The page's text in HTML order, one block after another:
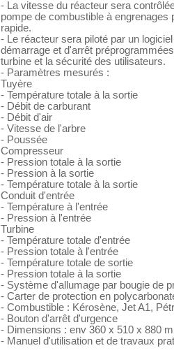
- La vitesse du réacteur sera
pompe de combustible à engrenages
rapide.
- Le réacteur sera piloté par un
démarrage et d'arrêt
turbine et la sécurité des utilisateurs.
- Paramètres mesurés :
Tuyère
- Température totale à la sortie
- Débit de carburant
- Débit d'air
- Vitesse de l'arbre
- Poussée
Compresseur
- Pression totale à la sortie
- Pression à la sortie
- Température totale à la sortie
Conduit d'entrée
- Température à l'entrée
- Pression à l'entrée
Turbine
- Température totale d'entrée
- Pression totale à l'entrée
- Température totale de sortie
- Pression totale à la sortie
- Système d'allumage par bougie de
- Carter de protection en
- Combustible : Kérosène, Jet A1,
- Bouton d'arrêt d'urgence
- Dimensions : env 360 x 510 x 880
- Manuel d'utilisation et de travaux